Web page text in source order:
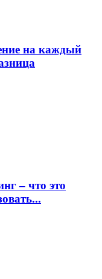
на каждый
– что это